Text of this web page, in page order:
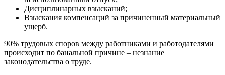
Дисциплинарных взысканий;
Взыскания компенсаций за причиненный материальный
ущерб.
90% трудовых споров между работниками и работодателями
происходит по банальной причине – незнание
законодательства о труде.